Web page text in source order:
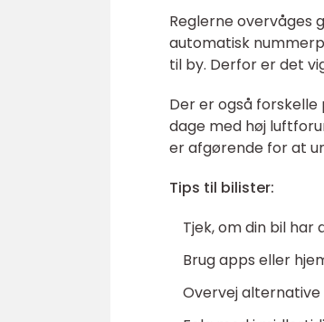
Reglerne overvåges
automatisk
til by. Derfor er det
Der er også
dage med høj
er afgørende for at
Tips til bilister:
Tjek, om din bil
Brug apps eller
Overvej